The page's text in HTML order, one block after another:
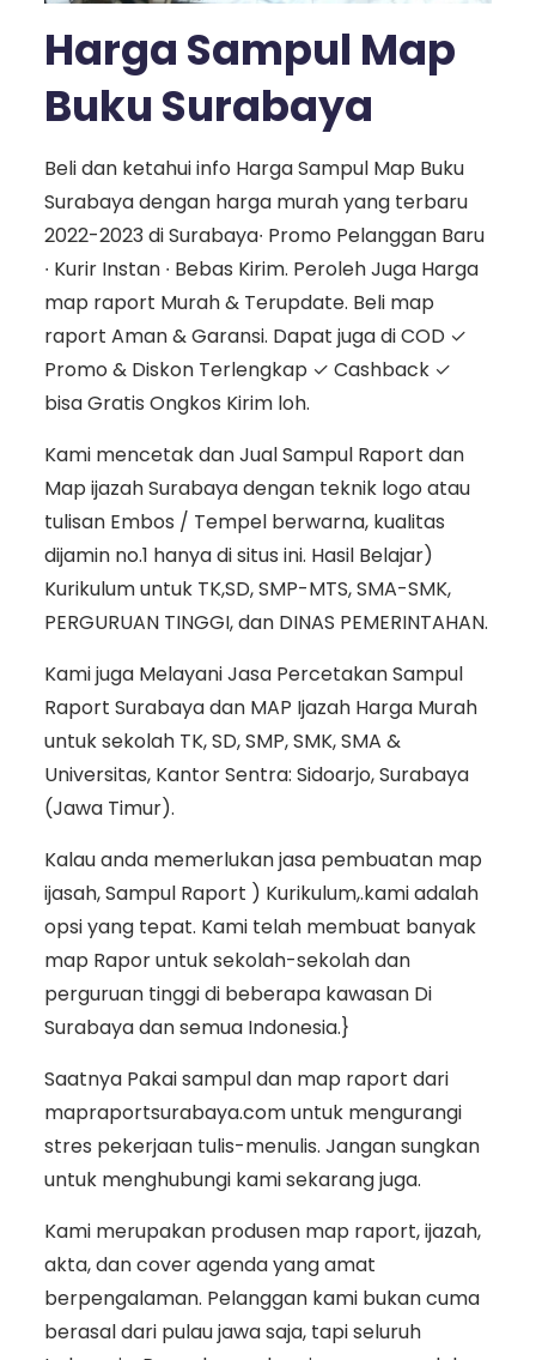
Harga Sampul Map
Buku Surabaya
Beli dan ketahui info Harga Sampul Map Buku
Surabaya dengan harga murah yang terbaru
2022-2023 di Surabaya∙ Promo Pelanggan Baru
∙ Kurir Instan ∙ Bebas Kirim. Peroleh Juga Harga
map raport Murah & Terupdate. Beli map
raport Aman & Garansi. Dapat juga di COD ✓
Promo & Diskon Terlengkap ✓ Cashback ✓
bisa Gratis Ongkos Kirim loh.
Kami mencetak dan Jual Sampul Raport dan
Map ijazah Surabaya dengan teknik logo atau
tulisan Embos / Tempel berwarna, kualitas
dijamin no.1 hanya di situs ini. Hasil Belajar)
Kurikulum untuk TK,SD, SMP-MTS, SMA-SMK,
PERGURUAN TINGGI, dan DINAS PEMERINTAHAN.
Kami juga Melayani Jasa Percetakan Sampul
Raport Surabaya dan MAP Ijazah Harga Murah
untuk sekolah TK, SD, SMP, SMK, SMA &
Universitas, Kantor Sentra: Sidoarjo, Surabaya
(Jawa Timur).
Kalau anda memerlukan jasa pembuatan map
ijasah, Sampul Raport ) Kurikulum,.kami adalah
opsi yang tepat. Kami telah membuat banyak
map Rapor untuk sekolah-sekolah dan
perguruan tinggi di beberapa kawasan Di
Surabaya dan semua Indonesia.}
Saatnya Pakai sampul dan map raport dari
mapraportsurabaya.com untuk mengurangi
stres pekerjaan tulis-menulis. Jangan sungkan
untuk menghubungi kami sekarang juga.
Kami merupakan produsen map raport, ijazah,
akta, dan cover agenda yang amat
berpengalaman. Pelanggan kami bukan cuma
berasal dari pulau jawa saja, tapi seluruh